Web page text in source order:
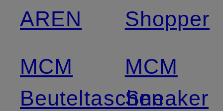
AREN
MCM
Beuteltaschen
Shopper
MCM
Sneaker